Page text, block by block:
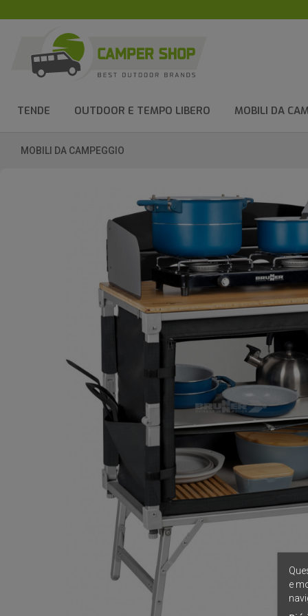
TENDE OUTDOOR E TEMPO LIBERO MOBILI DA
MOBILI DA CAMPEGGIO
e